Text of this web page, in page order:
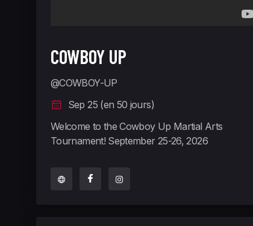
COWBOY UP
@COWBOY-UP
Sep 25 (en 50 jours)
Welcome to the Cowboy Up Martial Arts
Tournament! September 25-26, 2026